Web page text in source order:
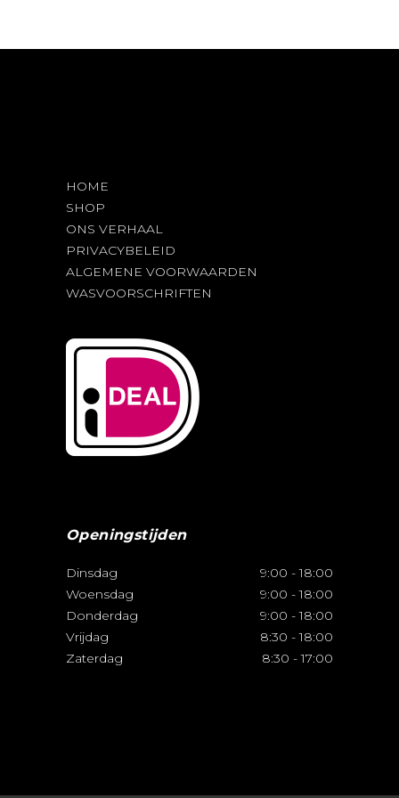
kan
HOME
SHOP
ONS VERHAAL
PRIVACYBELEID
ALGEMENE VOORWAARDEN
WASVOORSCHRIFTEN
Openingstijden
Dinsdag 9:00 - 18:00
Woensdag
9:00 - 18:00
Donderdag
9:00 - 18:00
Vrijdag
8:30 - 18:00
Zaterdag
8:30 - 17:00